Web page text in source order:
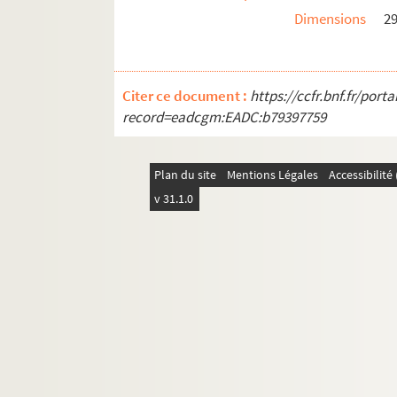
Le diable est à table
Ms 3330. Recueil de poèmes et chansons par
Ms 3331. Lettres de Xavier Forneret à Charles
Ms 3332. Table des preuves des fouilles faites à
Ms 3334. Benjamin Péret. Manuscrit deLes
Ms 3335. Lettres de Gaston Chaissac à
Dimensions
Citer ce document : https://ccfr.bnf.fr/
record=eadcgm:EADC:b79397759
Plan du site Mentions Légales
v 31.1.0